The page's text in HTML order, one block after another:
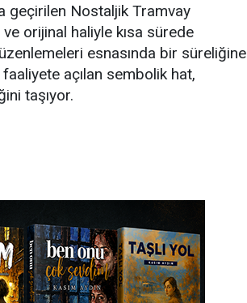
geçirilen Nostaljik Tramvay
orijinal haliyle kısa sürede
esnasında bir süreliğine
açılan sembolik hat,
taşıyor.